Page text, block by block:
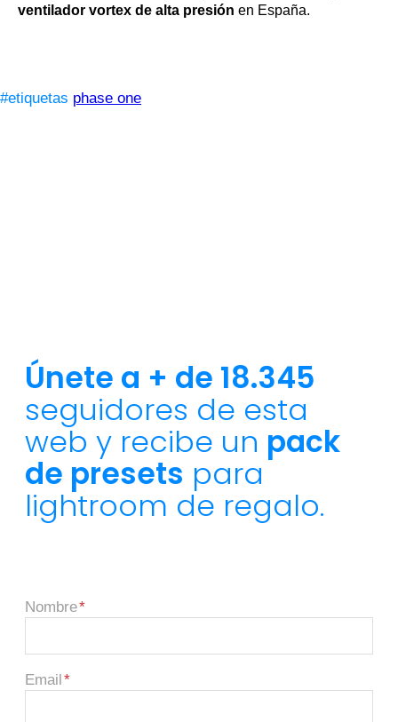
ventilador vortex de alta presión en España.
#etiquetas phase one
Únete a + de 18.345
seguidores de esta
web y recibe un pack
de presets para
lightroom de regalo.
Nombre
Email